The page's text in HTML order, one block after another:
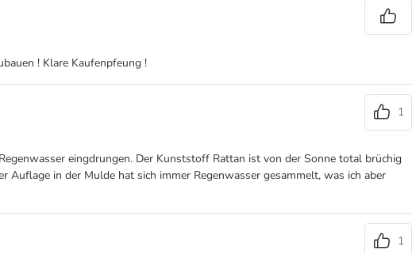
! Klare Kaufenpfeung !
1
eingdrungen. Der Kunststoff Rattan ist von der Sonne total brüchig
in der Mulde hat sich immer Regenwasser gesammelt, was ich aber
1